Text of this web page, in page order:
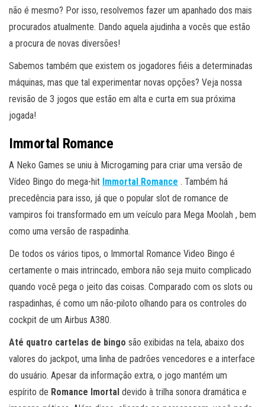
não é mesmo? Por isso, resolvemos fazer um apanhado dos mais
procurados atualmente. Dando aquela ajudinha a vocês que estão
a procura de novas diversões!
Sabemos também que existem os jogadores fiéis a determinadas
máquinas, mas que tal experimentar novas opções? Veja nossa
revisão de 3 jogos que estão em alta e curta em sua próxima
jogada!
Immortal Romance
A Neko Games se uniu à Microgaming para criar uma versão de
Vídeo Bingo do mega-hit Immortal Romance . Também há
precedência para isso, já que o popular slot de romance de
vampiros foi transformado em um veículo para Mega Moolah , bem
como uma versão de raspadinha.
De todos os vários tipos, o Immortal Romance Video Bingo é
certamente o mais intrincado, embora não seja muito complicado
quando você pega o jeito das coisas. Comparado com os slots ou
raspadinhas, é como um não-piloto olhando para os controles do
cockpit de um Airbus A380.
Até quatro cartelas de bingo são exibidas na tela, abaixo dos
valores do jackpot, uma linha de padrões vencedores e a interface
do usuário. Apesar da informação extra, o jogo mantém um
espírito de Romance Imortal devido à trilha sonora dramática e